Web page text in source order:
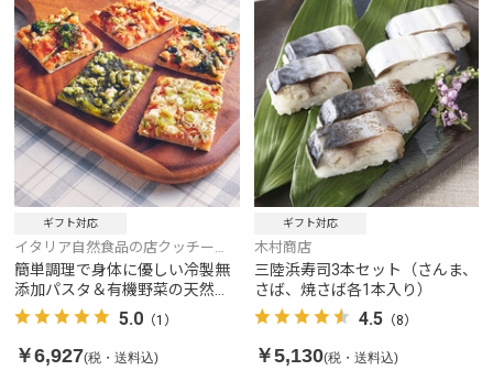
ギフト対応
イタリア自然食品の店クッチー
ナ・リナルド
簡単調理で身体に優しい冷製無
添加パスタ＆有機野菜の天然酵
母ピザセット(パスタ2食、ピザ5
枚入)
5.0 （1）
￥6,927(税・送料込)
ギフト対応
木村商店
三陸浜寿司3本セット（さんま、
さば、焼さば各1本入り）
4.5（8）
￥5,130(税・送料込)